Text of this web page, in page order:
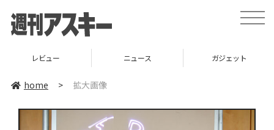
toggle
レビュー ニュース ガジェット
home > 拡大画像